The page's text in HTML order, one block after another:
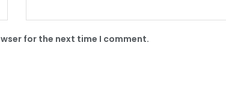
for the next time I comment.